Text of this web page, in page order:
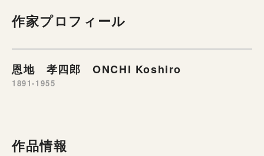
作家プロフィール
恩地 孝四郎 ONCHI Koshiro
1891-1955
作品情報